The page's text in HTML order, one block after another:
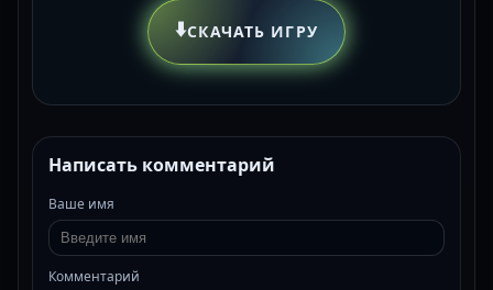
⬇️СКАЧАТЬ ИГРУ
Написать комментарий
Ваше имя
Комментарий